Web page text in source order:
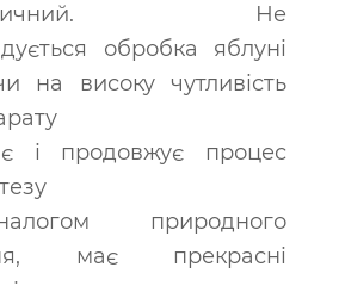
Не
обробка яблуні
на високу чутливість
і продовжує процес
природного
має прекрасні